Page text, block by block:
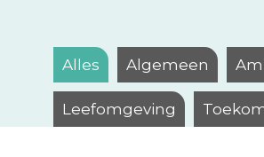
Alles Algemeen
Leefomgeving